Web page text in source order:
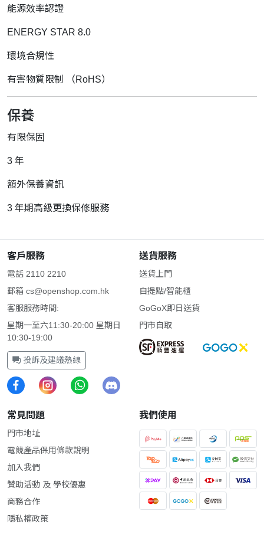
能源效率認證
ENERGY STAR 8.0
環境合規性
有害物質限制 （RoHS）
保養
有限保固
3 年
額外保養資訊
3 年期高級更換保修服務
客戶服務
電話 2110 2210
郵箱 cs@openshop.com.hk
客服服務時間:
星期一至六11:30-20:00 星期日
10:30-19:00
投訴及建議熱線
送貨服務
送貨上門
自提點/智能櫃
GoGoX即日送貨
門市自取
常見問題
門市地址
電競產品保用條款說明
加入我們
贊助活動 及 學校優惠
商務合作
隱私權政策
我們使用